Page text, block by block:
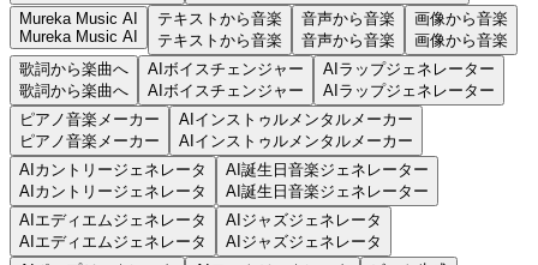
Mureka Music AI
Mureka Music AI
テキストから音楽
テキストから音楽
音声から音楽
音声から音楽
画像から音楽
画像から音楽
歌詞から楽曲へ
歌詞から楽曲へ
AIボイスチェンジャー
AIボイスチェンジャー
AIラップジェネレーター
AIラップジェネレーター
ピアノ音楽メーカー
ピアノ音楽メーカー
AIインストゥルメンタルメーカー
AIインストゥルメンタルメーカー
AIカントリージェネレータ
AIカントリージェネレータ
AI誕生日音楽ジェネレーター
AI誕生日音楽ジェネレーター
AIエディエムジェネレータ
AIエディエムジェネレータ
AIジャズジェネレータ
AIジャズジェネレータ